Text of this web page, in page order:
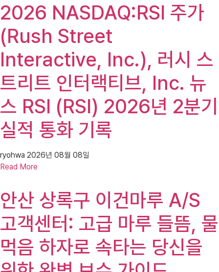
2026 NASDAQ:RSI 주가
(Rush Street
Interactive, Inc.), 러시 스
트리트 인터랙티브, Inc. 뉴
스 RSI (RSI) 2026년 2분기
실적 통화 기록
ryohwa 2026년 08월 08일
Read More
안산 상록구 이건마루 A/S
고객센터: 고급 마루 들뜸, 물
먹음 하자로 속타는 당신을